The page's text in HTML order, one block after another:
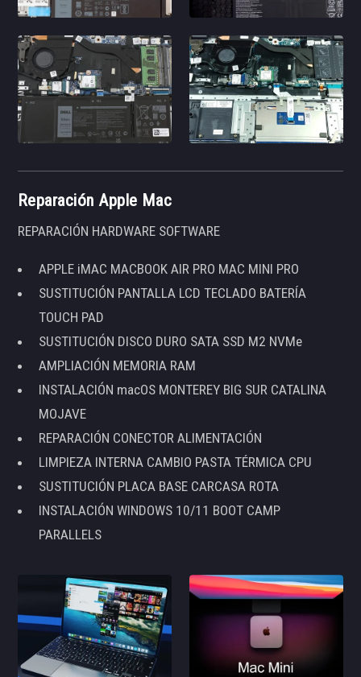
Reparación Apple Mac
REPARACIÓN HARDWARE SOFTWARE
APPLE iMAC MACBOOK AIR PRO MAC MINI PRO
SUSTITUCIÓN PANTALLA LCD TECLADO BATERÍA
TOUCH PAD
SUSTITUCIÓN DISCO DURO SATA SSD M2 NVMe
AMPLIACIÓN MEMORIA RAM
INSTALACIÓN macOS MONTEREY BIG SUR CATALINA
MOJAVE
REPARACIÓN CONECTOR ALIMENTACIÓN
LIMPIEZA INTERNA CAMBIO PASTA TÉRMICA CPU
SUSTITUCIÓN PLACA BASE CARCASA ROTA
INSTALACIÓN WINDOWS 10/11 BOOT CAMP
PARALLELS